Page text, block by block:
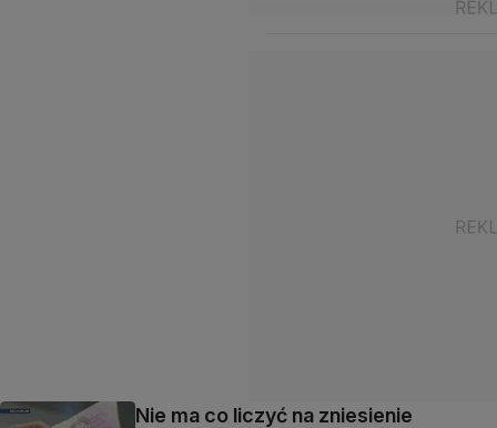
Nie ma co liczyć na zniesienie